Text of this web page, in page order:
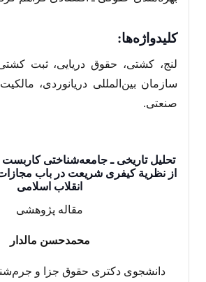
کلیدواژه‌ها:
لنج، کشتی، حقوق دریایی، ثبت
سازمان بین‌المللی دریانوردی،
صنعتی.
تحلیل تاریخی ـ جامعه‌‌شناختی
از نظریة کیفری شریعت در باب
انقلاب‌‌ اسلامی
مقاله پژوهشی
محمدحسن مالدار
دانشجوی دکتری حقوق جزا و